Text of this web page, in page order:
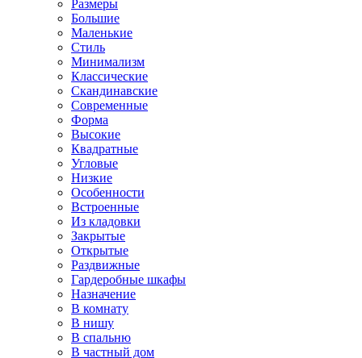
Размеры
Большие
Маленькие
Стиль
Минимализм
Классические
Скандинавские
Современные
Форма
Высокие
Квадратные
Угловые
Низкие
Особенности
Встроенные
Из кладовки
Закрытые
Открытые
Раздвижные
Гардеробные шкафы
Назначение
В комнату
В нишу
В спальню
В частный дом